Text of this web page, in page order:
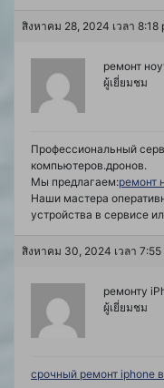
สิงหาคม 28, 2024 เวลา 8:18
ремонт
ผู้เยี่ยมชม
Профессиональный
компьютеров.дронов.
Мы предлагаем:ремонт
Наши мастера
устройства в сервисе
สิงหาคม 30, 2024 เวลา 7:55
ремонту
ผู้เยี่ยมชม
срочный ремонт iphone